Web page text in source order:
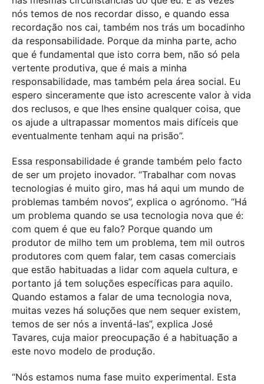
nós temos de nos recordar disso, e quando essa
recordação nos cai, também nos trás um bocadinho
da responsabilidade. Porque da minha parte, acho
que é fundamental que isto corra bem, não só pela
vertente produtiva, que é mais a minha
responsabilidade, mas também pela área social. Eu
espero sinceramente que isto acrescente valor à vida
dos reclusos, e que lhes ensine qualquer coisa, que
os ajude a ultrapassar momentos mais difíceis que
eventualmente tenham aqui na prisão”.
Essa responsabilidade é grande também pelo facto
de ser um projeto inovador. “Trabalhar com novas
tecnologias é muito giro, mas há aqui um mundo de
problemas também novos”, explica o agrónomo. “Há
um problema quando se usa tecnologia nova que é:
com quem é que eu falo? Porque quando um
produtor de milho tem um problema, tem mil outros
produtores com quem falar, tem casas comerciais
que estão habituadas a lidar com aquela cultura, e
portanto já tem soluções específicas para aquilo.
Quando estamos a falar de uma tecnologia nova,
muitas vezes há soluções que nem sequer existem,
temos de ser nós a inventá-las”, explica José
Tavares, cuja maior preocupação é a habituação a
este novo modelo de produção.
“Nós estamos numa fase muito experimental. Esta